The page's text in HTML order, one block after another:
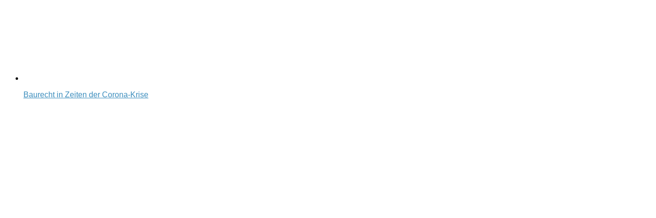
Baurecht in Zeiten der Corona-Krise